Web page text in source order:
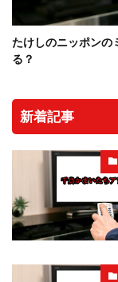
たけしのニッポンの
る？
新着記事